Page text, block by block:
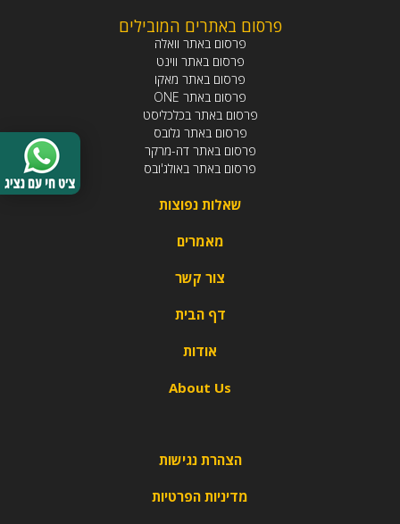
פרסום באתרים המובילים
פרסום באתר וואלה
פרסום באתר ווינט
פרסום באתר מאקו
פרסום באתר ONE
פרסום באתר בכלכליסט
פרסום באתר גלובס
פרסום באתר דה-מרקר
פרסום באתר באולג'ובס
שאלות נפוצות
מאמרים
צור קשר
דף הבית
אודות
About Us
הצהרת נגישות
מדיניות הפרטיות